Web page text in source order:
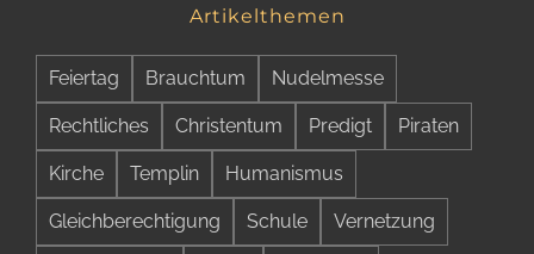
Artikelthemen
Feiertag Brauchtum Nudelmesse
Rechtliches Christentum Predigt Piraten
Kirche Templin Humanismus
Gleichberechtigung Schule Vernetzung